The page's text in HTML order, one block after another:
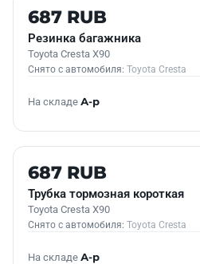
Б/У В НАЛИЧИИ
687 RUB
Резинка багажника
Toyota Cresta X90
Снято с автомобиля: Toyota Cresta
На складе А-р
Б/У В НАЛИЧИИ
687 RUB
Трубка тормозная короткая
Toyota Cresta X90
Снято с автомобиля: Toyota Cresta
На складе А-р